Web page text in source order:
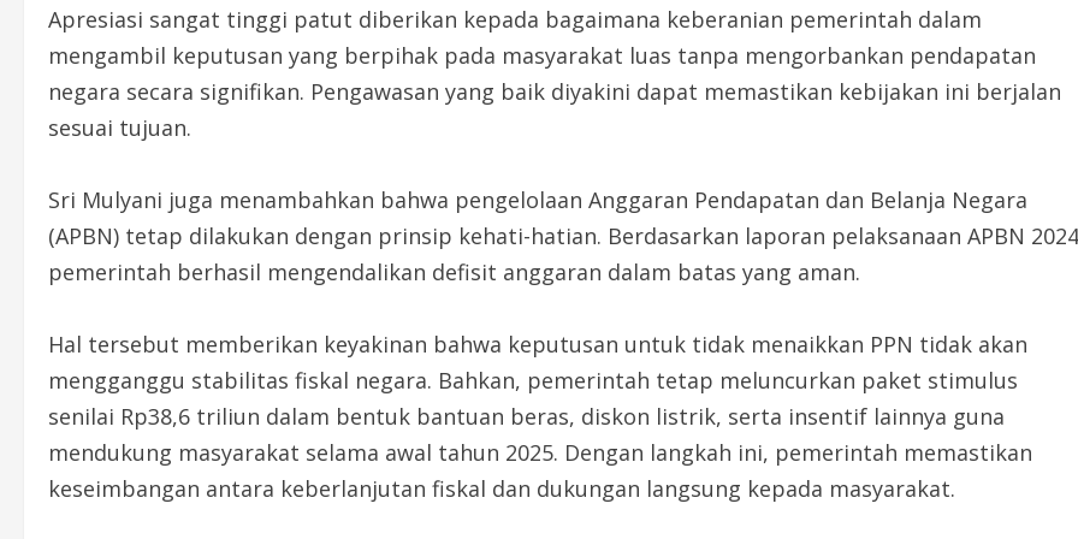
Apresiasi sangat tinggi patut diberikan kepada bagaimana keberanian pemerintah dalam
mengambil keputusan yang berpihak pada masyarakat luas tanpa mengorbankan pendapatan
negara secara signifikan. Pengawasan yang baik diyakini dapat memastikan kebijakan ini berjalan
sesuai tujuan.
Sri Mulyani juga menambahkan bahwa pengelolaan Anggaran Pendapatan dan Belanja Negara
(APBN) tetap dilakukan dengan prinsip kehati-hatian. Berdasarkan laporan pelaksanaan APBN
pemerintah berhasil mengendalikan defisit anggaran dalam batas yang aman.
Hal tersebut memberikan keyakinan bahwa keputusan untuk tidak menaikkan PPN tidak akan
mengganggu stabilitas fiskal negara. Bahkan, pemerintah tetap meluncurkan paket stimulus
senilai Rp38,6 triliun dalam bentuk bantuan beras, diskon listrik, serta insentif lainnya guna
mendukung masyarakat selama awal tahun 2025. Dengan langkah ini, pemerintah memastikan
keseimbangan antara keberlanjutan fiskal dan dukungan langsung kepada masyarakat.